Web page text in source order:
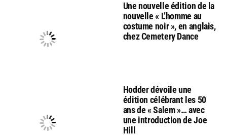
Une nouvelle édition de la
nouvelle « L’homme au
costume noir », en anglais,
chez Cemetery Dance
Hodder dévoile une
édition célébrant les 50
ans de « Salem »… avec
une introduction de Joe
Hill